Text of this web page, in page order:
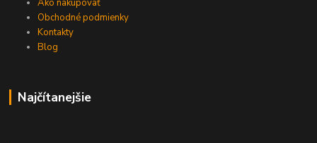
Ako nakupovať
Obchodné podmienky
Kontakty
Blog
Najčítanejšie